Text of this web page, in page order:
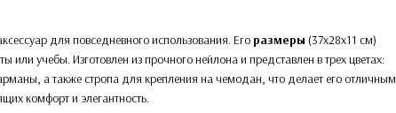
для повседневного использования. Его размеры (37x28x11 см)
учебы. Изготовлен из прочного нейлона и представлен в трех цветах:
а также стропа для крепления на чемодан, что делает его отличным
комфорт и элегантность.